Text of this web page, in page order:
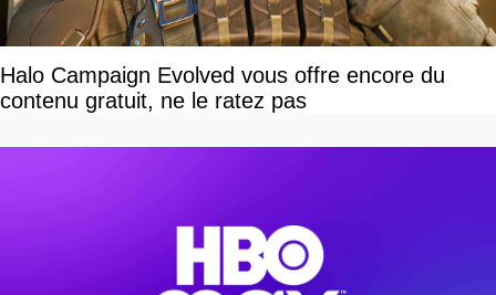
Halo Campaign Evolved vous offre encore du
contenu gratuit, ne le ratez pas